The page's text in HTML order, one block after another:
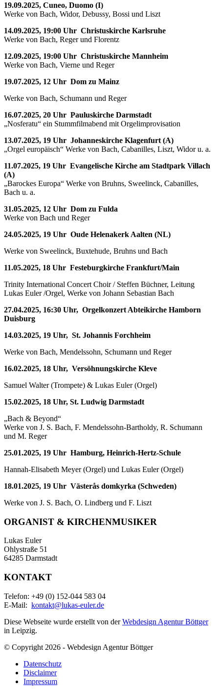
19.09.2025, Cuneo, Duomo (I)
Werke von Bach, Widor, Debussy, Bossi und Liszt
14.09.2025, 19:00 Uhr Christuskirche Karlsruhe
Werke von Bach, Reger und Florentz
12.09.2025, 19:00 Uhr Christuskirche Mannheim
Werke von Bach, Vierne und Reger
19.07.2025, 12 Uhr Dom zu Mainz
Werke von Bach, Schumann und Reger
16.07.2025, 20 Uhr Pauluskirche Darmstadt
„Nosferatu“ ein Stummfilmabend mit Orgelimprovisation
13.07.2025, 19 Uhr Johanneskirche Klagenfurt (A)
„Orgel europäisch“ Werke von Bach, Cabanilles, Liszt, Widor u. a.
11.07.2025, 19 Uhr Evangelische Kirche am Stadtpark Villach
(A)
„Barockes Europa“ Werke von Bruhns, Sweelinck, Cabanilles,
Bach u. a.
31.05.2025, 12 Uhr Dom zu Fulda
Werke von Bach und Reger
24.05.2025, 19 Uhr Oude Helenakerk Aalten (NL)
Werke von Sweelinck, Buxtehude, Bruhns und Bach
11.05.2025, 18 Uhr Festeburgkirche Frankfurt/Main
Trinity International Concert Choir / Steffen Büchner, Leitung
Lukas Euler /Orgel, Werke von Johann Sebastian Bach
27.04.2025, 16:30 Uhr, Orgelkonzert Abteikirche Hamborn
Duisburg
14.03.2025, 19 Uhr, St. Johannis Forchheim
Werke von Bach, Mendelssohn, Schumann und Reger
16.02.2025, 18 Uhr, Versöhnungskirche Kleve
Samuel Walter (Trompete) & Lukas Euler (Orgel)
15.02.2025, 18 Uhr, St. Ludwig Darmstadt
„Bach & Beyond“
Werke von J. S. Bach, F. Mendelssohn-Bartholdy, R. Schumann
und M. Reger
25.01.2025, 19 Uhr Hamburg, Heinrich-Hertz-Schule
Hannah-Elisabeth Meyer (Orgel) und Lukas Euler (Orgel)
18.01.2025, 19 Uhr Västerås domkyrka (Schweden)
Werke von J. S. Bach, O. Lindberg und F. Liszt
ORGANIST & KIRCHENMUSIKER
Lukas Euler
Ohlystraße 51
64285 Darmstadt
KONTAKT
Telefon: +49 (0) 152-044 583 04
E-Mail: kontakt@lukas-euler.de
Diese Webseite wurde erstellt von derWebdesign Agentur Böttger
in Leipzig.
© Copyright 2026 - Webdesign Agentur Böttger
Datenschutz
Disclaimer
Impressum